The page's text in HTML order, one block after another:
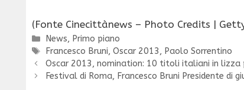
(Fonte Cinecittànews – Photo Credits |
Categorie
News, Primo piano
Tag
Francesco Bruni,Oscar 2013, Paolo Sorrentino
Oscar 2013, nomination: 10 titoli italiani in
Festival di Roma, Francesco Bruni Presidente di